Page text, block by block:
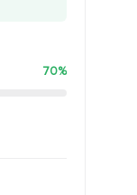
70%